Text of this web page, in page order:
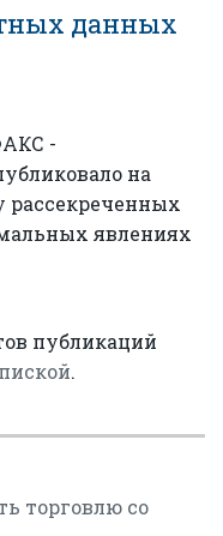
данных
-
на
рассекреченных
явлениях
публикаций
.
торговлю со